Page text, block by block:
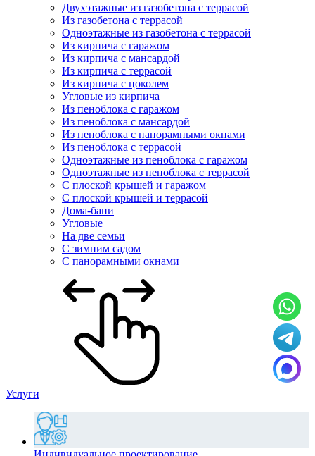
Двухэтажные из газобетона с террасой
Из газобетона с террасой
Одноэтажные из газобетона с террасой
Из кирпича с гаражом
Из кирпича с мансардой
Из кирпича с террасой
Из кирпича с цоколем
Угловые из кирпича
Из пеноблока с гаражом
Из пеноблока с мансардой
Из пеноблока с панорамными окнами
Из пеноблока с террасой
Одноэтажные из пеноблока с гаражом
Одноэтажные из пеноблока с террасой
С плоской крышей и гаражом
С плоской крышей и террасой
Дома-бани
Угловые
На две семьи
С зимним садом
С панорамными окнами
Услуги